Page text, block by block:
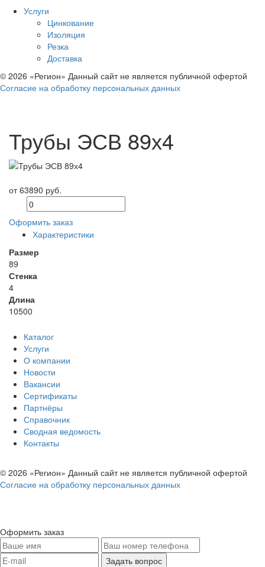
Услуги
Цинкование
Изоляция
Резка
Доставка
© 2026 «Регион» Данный сайт не является публичной офертой
Согласие на обработку персональных данных
Трубы ЭСВ 89х4
от 63890 руб.
Оформить заказ
Характеристики
Размер
89
Стенка
4
Длина
10500
Каталог
Услуги
О компании
Новости
Вакансии
Сертификаты
Партнёры
Справочник
Сводная ведомость
Контакты
© 2026 «Регион» Данный сайт не является публичной офертой
Согласие на обработку персональных данных
Оформить заказ
Задать вопрос